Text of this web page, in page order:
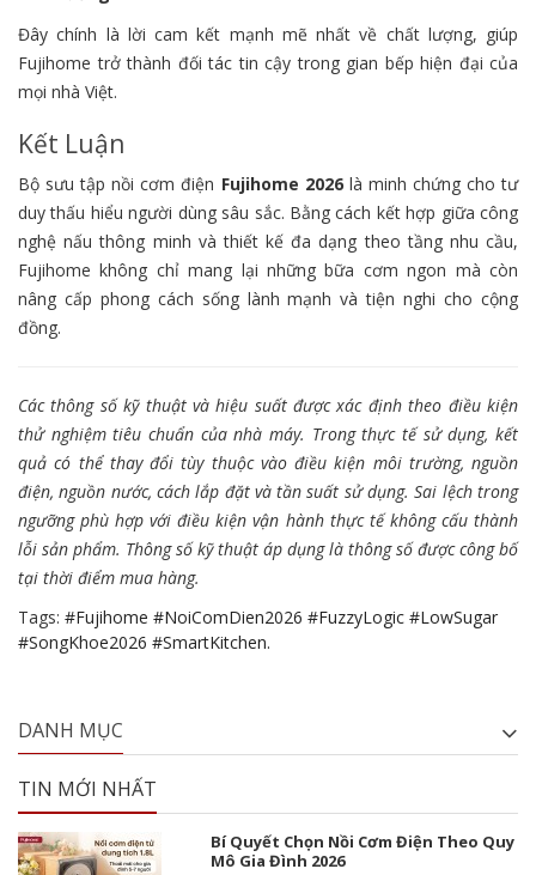
Đây chính là lời cam kết mạnh mẽ nhất về chất lượng, giúp
Fujihome trở thành đối tác tin cậy trong gian bếp hiện đại của
mọi nhà Việt.
Kết Luận
Bộ sưu tập nồi cơm điện Fujihome 2026là minh chứng cho tư
duy thấu hiểu người dùng sâu sắc. Bằng cách kết hợp giữa công
nghệ nấu thông minh và thiết kế đa dạng theo tầng nhu cầu,
Fujihome không chỉ mang lại những bữa cơm ngon mà còn
nâng cấp phong cách sống lành mạnh và tiện nghi cho cộng
đồng.
Các thông số kỹ thuật và hiệu suất được xác định theo điều kiện
thử nghiệm tiêu chuẩn của nhà máy. Trong thực tế sử dụng, kết
quả có thể thay đổi tùy thuộc vào điều kiện môi trường, nguồn
điện, nguồn nước, cách lắp đặt và tần suất sử dụng. Sai lệch trong
ngưỡng phù hợp với điều kiện vận hành thực tế không cấu thành
lỗi sản phẩm. Thông số kỹ thuật áp dụng là thông số được công bố
tại thời điểm mua hàng.
Tags: #Fujihome #NoiComDien2026 #FuzzyLogic #LowSugar
#SongKhoe2026 #SmartKitchen.
DANH MỤC
TIN MỚI NHẤT
Bí Quyết Chọn Nồi Cơm Điện Theo Quy
Mô Gia Đình 2026